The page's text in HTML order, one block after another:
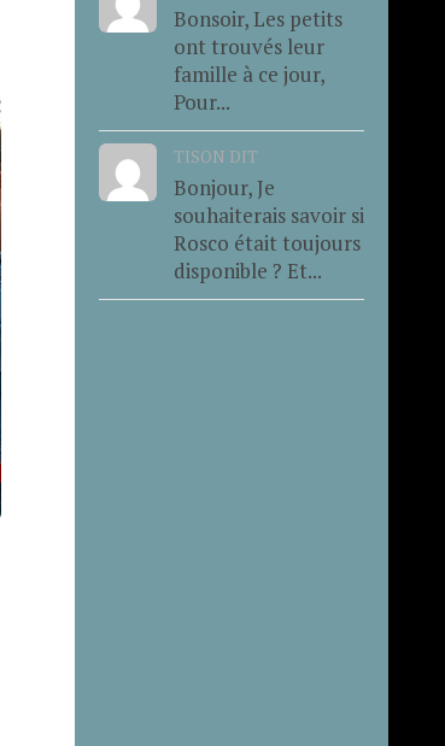
Bonsoir, Les petits
ont trouvés leur
famille à ce jour,
Pour...
TISON DIT
Bonjour, Je
souhaiterais savoir si
Rosco était toujours
disponible ? Et...